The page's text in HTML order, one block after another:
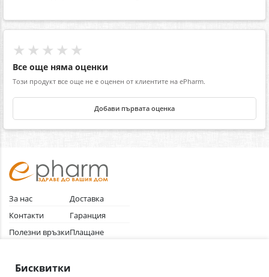
★★★★★
Все още няма оценки
Този продукт все още не е оценен от клиентите на ePharm.
Добави първата оценка
За нас
Контакти
Полезни връзки
Общи условия
Доставка
Гаранция
Плащане
Бисквитки